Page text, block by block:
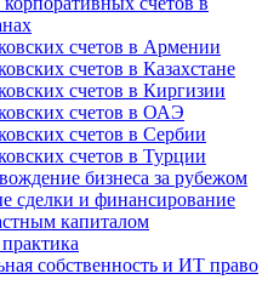
счетов в Армении
счетов в Казахстане
счетов в Киргизии
счетов в ОАЭ
счетов в Сербии
счетов в Турции
бизнеса за рубежом
сделки и финансирование
капиталом
собственность и ИТ право